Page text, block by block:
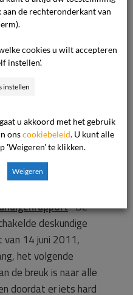
schade aan de
De
te voorkomen.
verzaakt. De
dat de douchekop
vallen of trillen,
maar
De
deskundige
van 14 juni 2011,
het volgende
de breuk is naar alle
doordat er iets hard
de rechteronderkant van
cookies u wilt accepteren
instellen'.
instellen
u akkoord met het gebruik
onscookiebeleid . U kunt alle
'Weigeren' te klikken.
Weigeren